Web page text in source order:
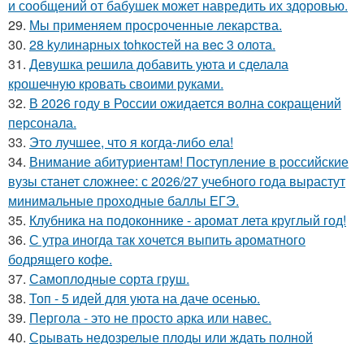
и сообщений от бабушек может навредить их здоровью.
29. Мы применяем просроченные лекарства.
30. 28 kулинарных tohкостей на вec 3 олота.
31. Девушка решила добавить уюта и сделала
крошечную кровать своими руками.
32. В 2026 году в России ожидается волна сокращений
персонала.
33. Это лучшее, что я когда-либо ела!
34. Внимание абитуриентам! Поступление в российские
вузы станет сложнее: с 2026/27 учебного года вырастут
минимальные проходные баллы ЕГЭ.
35. Клубника на подоконнике - аромат лета круглый год!
36. С утра иногда так хочется выпить ароматного
бодрящего кофе.
37. Самоплoдные сорта грyш.
38. Топ - 5 идей для уюта на даче осенью.
39. Пергола - это не просто арка или навес.
40. Срывать недозрелые плоды или ждать полной